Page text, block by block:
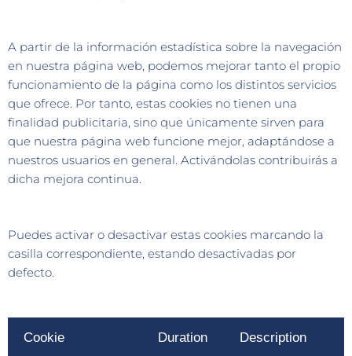
A partir de la información estadística sobre la navegación
en nuestra página web, podemos mejorar tanto el propio
funcionamiento de la página como los distintos servicios
que ofrece. Por tanto, estas cookies no tienen una
finalidad publicitaria, sino que únicamente sirven para
que nuestra página web funcione mejor, adaptándose a
nuestros usuarios en general. Activándolas contribuirás a
dicha mejora continua.
Puedes activar o desactivar estas cookies marcando la
casilla correspondiente, estando desactivadas por
defecto.
Cookie Duration Description